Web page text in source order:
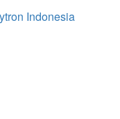
Indonesia